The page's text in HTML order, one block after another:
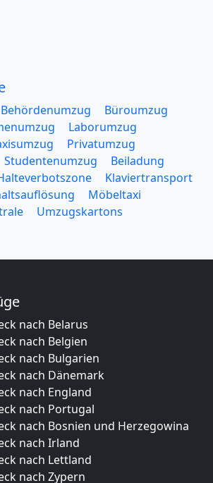
Behördenumzug
Büroumzug
Laborumzug
Privatumzug
Studentenumzug
Beiladung
Klaviertransport
Möbeltaxi
Umzugskartons
nach Belarus
nach Belgien
nach Bulgarien
nach Dänemark
nach England
nach Portugal
nach Bosnien und Herzegowina
nach Irland
nach Lettland
nach Zypern